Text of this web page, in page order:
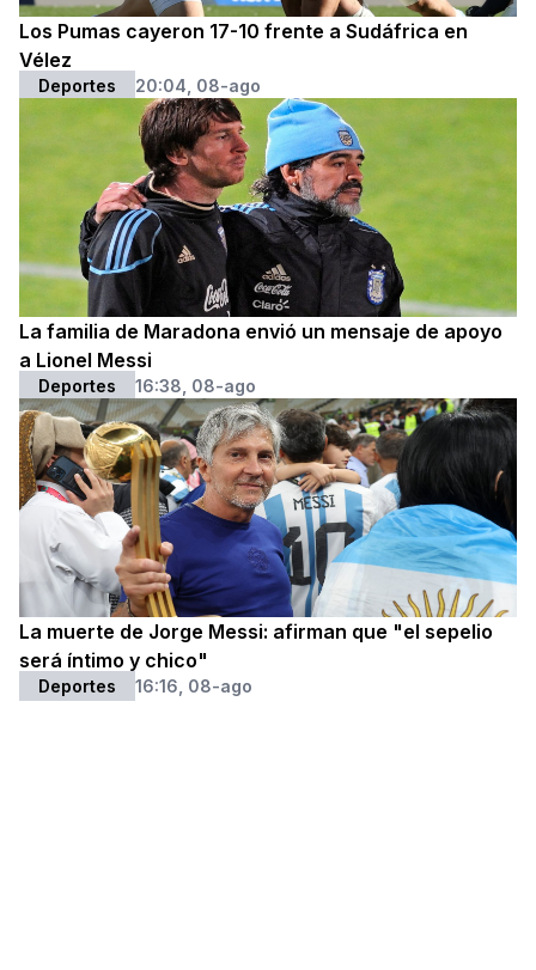
Los Pumas cayeron 17-10 frente a Sudáfrica en
Vélez
Deportes 20:04, 08-ago
La familia de Maradona envió un mensaje de apoyo
a Lionel Messi
Deportes 16:38, 08-ago
La muerte de Jorge Messi: afirman que "el sepelio
será íntimo y chico"
Deportes 16:16, 08-ago